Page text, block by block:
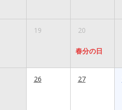
19 20
春分の日
26 27